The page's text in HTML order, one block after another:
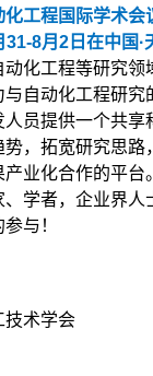
工程国际学术会
8月2日在中国·
化工程等研究领
自动化工程研究
员提供一个共享
，拓宽研究思路
业化合作的平台
学者，企业界人
与！
技术学会